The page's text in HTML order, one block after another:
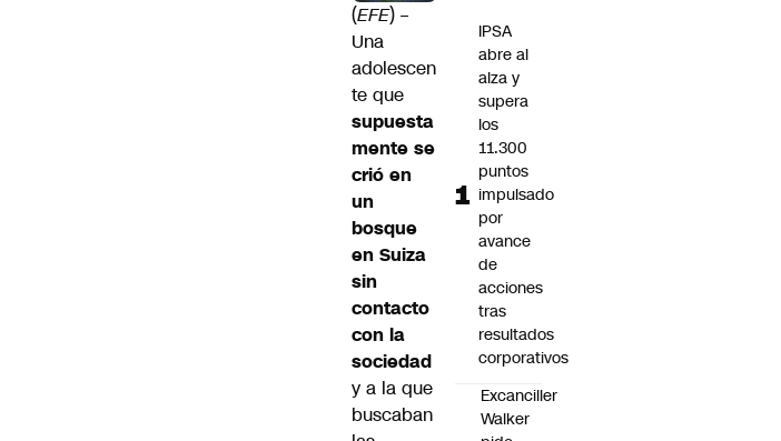
(EFE) –
Una
adolescen
te que
supuesta
mente se
crió en
un
bosque
en Suiza
sin
contacto
con la
sociedad
y a la que
buscaban
IPSA
abre al
alza y
supera
los
11.300
puntos
impulsado
por
avance
de
acciones
tras
resultados
corporativos
Excanciller
Walker